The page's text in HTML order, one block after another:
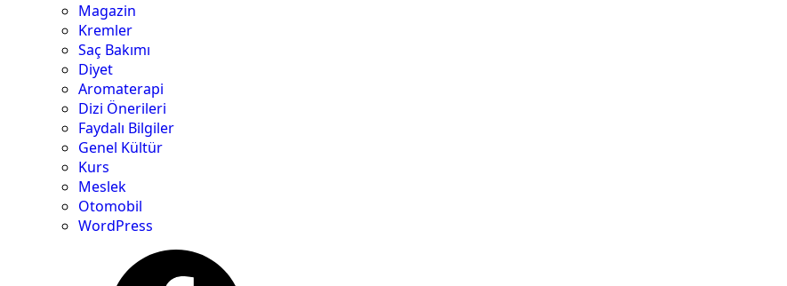
Magazin
Kremler
Saç Bakımı
Diyet
Aromaterapi
Dizi Önerileri
Faydalı Bilgiler
Genel Kültür
Kurs
Meslek
Otomobil
WordPress